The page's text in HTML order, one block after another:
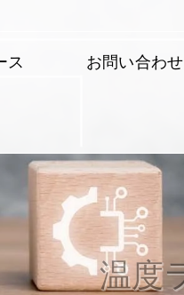
ス お問い合わせ
温度